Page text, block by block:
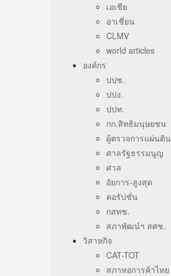
เอเชีย
อาเชี่ยน
CLMV
world articles
องค์กร
ปปช.
ปปง.
ปปท.
กก.สิทธิมนุษยชน
ผู้ตรวจการแผ่นดิน
ศาลรัฐธรรมนูญ
ศาล
อัยการ-สูงสุด
คอรัปชั่น
กสทช.
สภาพัฒน์ฯ สศช.
วิสาหกิจ
CAT-TOT
สภาหอการค้าไทย